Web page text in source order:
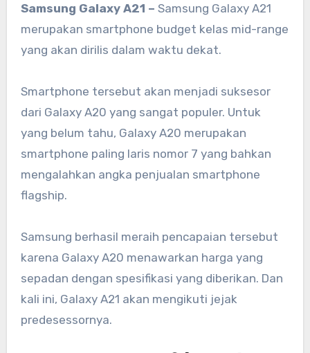
Samsung Galaxy A21 – Samsung Galaxy A21
merupakan smartphone budget kelas mid-range
yang akan dirilis dalam waktu dekat.
Smartphone tersebut akan menjadi suksesor
dari Galaxy A20 yang sangat populer. Untuk
yang belum tahu, Galaxy A20 merupakan
smartphone paling laris nomor 7 yang bahkan
mengalahkan angka penjualan smartphone
flagship.
Samsung berhasil meraih pencapaian tersebut
karena Galaxy A20 menawarkan harga yang
sepadan dengan spesifikasi yang diberikan. Dan
kali ini, Galaxy A21 akan mengikuti jejak
predesessornya.